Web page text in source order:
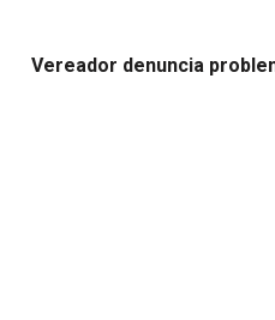
Vereador denuncia